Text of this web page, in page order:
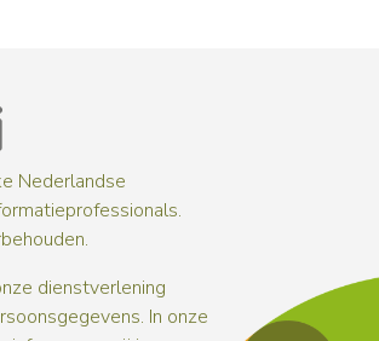
Nederlandse
dienstverlening
In onze